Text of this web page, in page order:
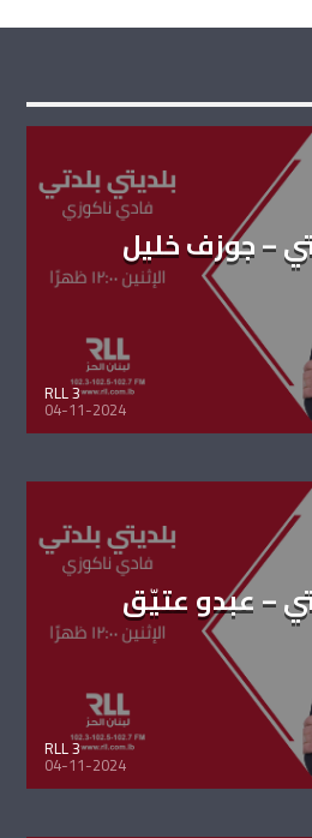
– جوزف خليل
RLL 3
04-11-2024
– عبدو عتيّق
RLL 3
04-11-2024